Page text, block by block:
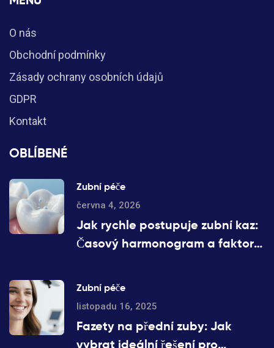
O nás
Obchodní podmínky
Zásady ochrany osobních údajů
GDPR
Kontakt
OBLÍBENÉ
Zubní péče
června 4, 2026
Jak rychle postupuje zubní kaz:
Časový harmonogram a faktory
Zubní péče
listopadu 16, 2025
Fazety na přední zuby: Jak
vybrat ideální řešení pro